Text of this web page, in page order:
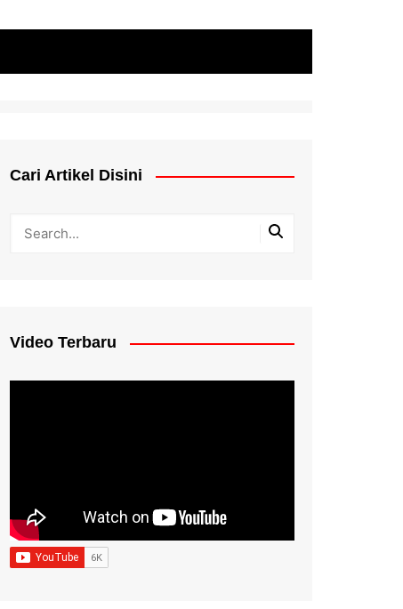
Cari Artikel Disini
Video Terbaru